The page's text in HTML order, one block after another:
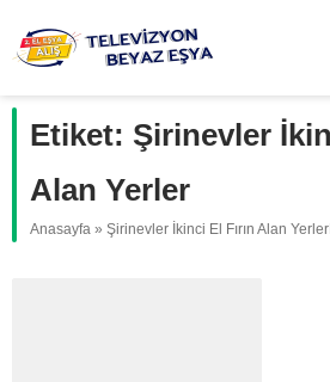
Etiket: Şirinevler
Alan Yerler
Anasayfa » Şirinevler İkinci El Fırın Alan